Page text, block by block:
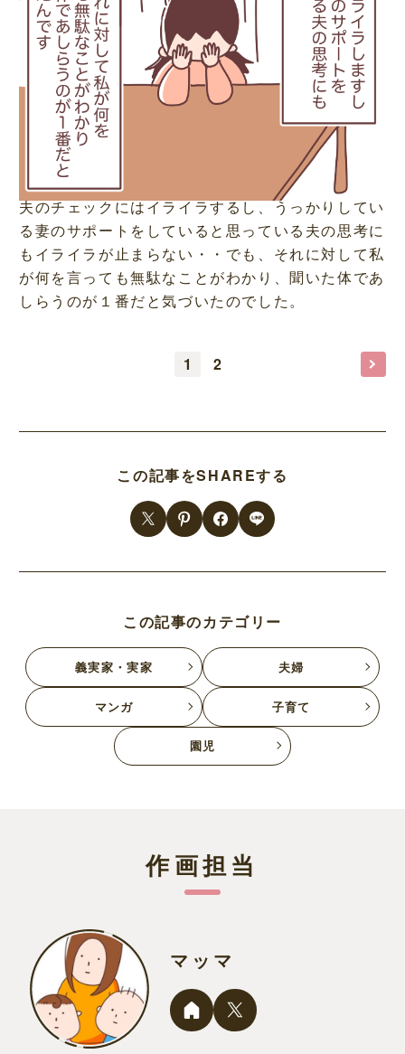
夫のチェックにはイライラするし、うっかりしてい
る妻のサポートをしていると思っている夫の思考に
もイライラが止まらない・・でも、それに対して私
が何を言っても無駄なことがわかり、聞いた体であ
しらうのが１番だと気づいたのでした。
1 2
この記事をSHAREする
この記事のカテゴリー
義実家・実家 夫婦
マンガ 子育て
園児
作画担当
マッマ